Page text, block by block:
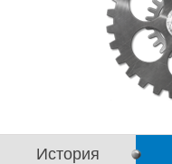
История